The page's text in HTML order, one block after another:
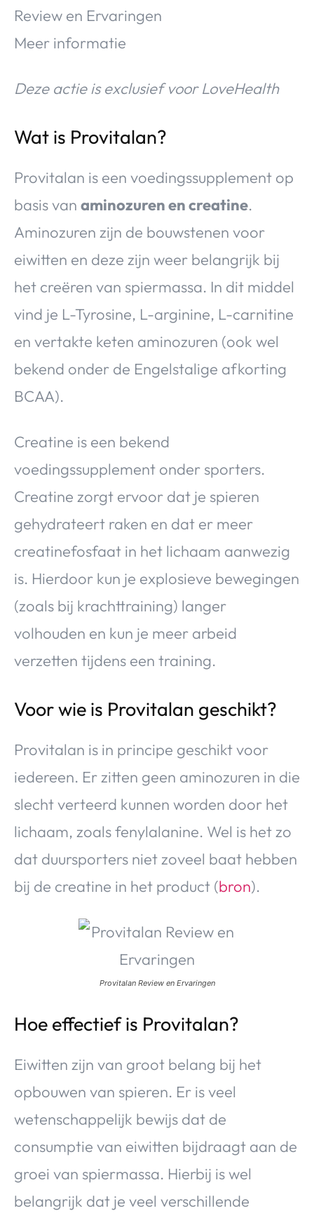
Deze actie is exclusief voor LoveHealth
Wat is Provitalan?
Provitalan is een voedingssupplement op
basis van aminozuren en creatine.
Aminozuren zijn de bouwstenen voor
eiwitten en deze zijn weer belangrijk bij
het creëren van spiermassa. In dit middel
vind je L-Tyrosine, L-arginine, L-carnitine
en vertakte keten aminozuren (ook wel
bekend onder de Engelstalige afkorting
BCAA).
Creatine is een bekend
voedingssupplement onder sporters.
Creatine zorgt ervoor dat je spieren
gehydrateert raken en dat er meer
creatinefosfaat in het lichaam aanwezig
is. Hierdoor kun je explosieve bewegingen
(zoals bij krachttraining) langer
volhouden en kun je meer arbeid
verzetten tijdens een training.
Voor wie is Provitalan geschikt?
Provitalan is in principe geschikt voor
iedereen. Er zitten geen aminozuren in die
slecht verteerd kunnen worden door het
lichaam, zoals fenylalanine. Wel is het zo
dat duursporters niet zoveel baat hebben
bij de creatine in het product (bron).
Provitalan Review en Ervaringen
Hoe effectief is Provitalan?
Eiwitten zijn van groot belang bij het
opbouwen van spieren. Er is veel
wetenschappelijk bewijs dat de
consumptie van eiwitten bijdraagt aan de
groei van spiermassa. Hierbij is wel
belangrijk dat je veel verschillende